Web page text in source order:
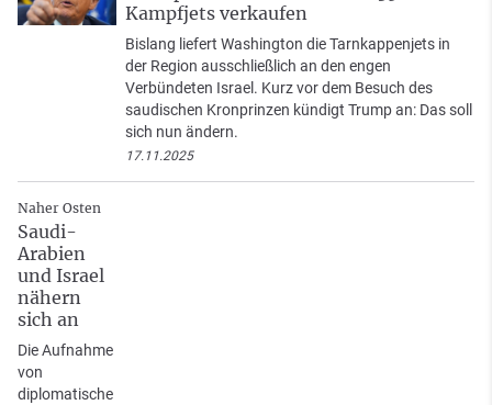
Kampfjets verkaufen
Bislang liefert Washington die Tarnkappenjets in
der Region ausschließlich an den engen
Verbündeten Israel. Kurz vor dem Besuch des
saudischen Kronprinzen kündigt Trump an: Das soll
sich nun ändern.
17.11.2025
Naher Osten
Saudi-
Arabien
und Israel
nähern
sich an
Die Aufnahme
von
diplomatische